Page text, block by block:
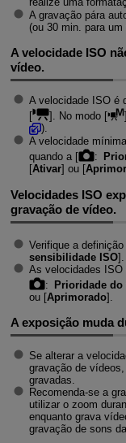
A gravação pára
(ou 30 min. para
A velocidade ISO
vídeo.
A velocidade ISO é
[
]. No modo [
).
A velocidade
quando a [
:
[Ativar] ou [
Velocidades ISO
gravação de vídeo.
Verifique a definição
sensibilidade ISO].
As velocidades ISO
:
Prioridade do
ou [Aprimorado].
A exposição muda
Se alterar a
gravação de
gravadas.
Recomenda-se a
utilizar o zoom
enquanto grava
gravação de sons